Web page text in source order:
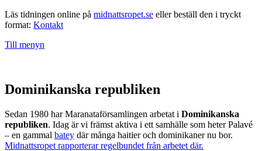
Läs tidningen online på midnattsropet.se eller beställ den i tryckt
format: Kontakt
Till menyn
Dominikanska republiken
Sedan 1980 har Maranataförsamlingen arbetat i Dominikanska
republiken. Idag är vi främst aktiva i ett samhälle som heter Palavé
– en gammal batey där många haitier och dominikaner nu bor.
Midnattsropet rapporterar regelbundet från arbetet där.